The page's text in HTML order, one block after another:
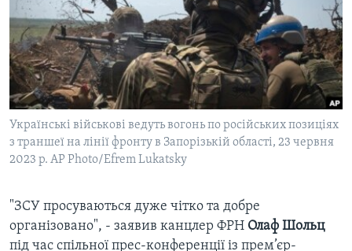
СУСПІЛЬСТВО
ЕКОНОМІКА
ІСТОРІЇ УСПІХУ УКРАЇНЦІВ
ТЕЛЕПРОГРАМИ
ЧАС-TIME
БРИФІНГ ГОЛОСУ АМЕРИКИ
ВІКНО В АМЕРИКУ
ПОГЛЯД З ВАШИНГТОНА
ENGLISH
Learning English
МИ В СОЦМЕРЕЖАХ
Мови
Українські військові ведуть вогонь по російських позиціях
з траншеї на лінії фронту в Запорізькій області, 23 червня
2023 р. AP Photo/Efrem Lukatsky
"ЗСУ просуваються дуже чітко та добре
організовано", - заявив канцлер ФРН Олаф Шольц
під час спільної прес-конференції із прем’єр-